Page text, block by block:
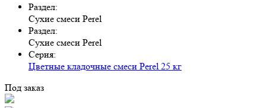
Раздел:
Сухие смеси Perel
Раздел:
Сухие смеси Perel
Серия:
Цветные кладочные смеси Perel 25 кг
Под заказ